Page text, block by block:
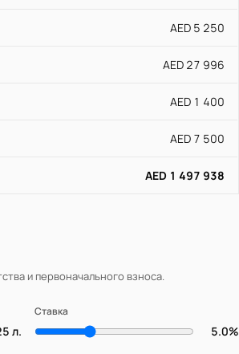
AED 5 250
AED 27 996
AED 1 400
AED 7 500
AED 1 497 938
и первоначального взноса.
л.
Ставка
5.0%